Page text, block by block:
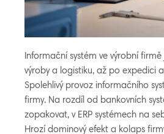
Informační systém ve výrobní
výroby a logistiku, až po expedici
Spolehlivý provoz informačního
firmy. Na rozdíl od bankovních
zopakovat, v ERP systémech na
Hrozí dominový efekt a kolaps